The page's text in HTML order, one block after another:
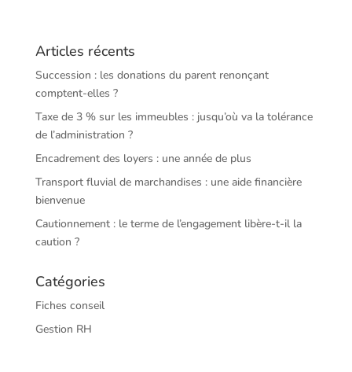
Articles récents
Succession : les donations du parent renonçant
comptent-elles ?
Taxe de 3 % sur les immeubles : jusqu’où va la tolérance
de l’administration ?
Encadrement des loyers : une année de plus
Transport fluvial de marchandises : une aide financière
bienvenue
Cautionnement : le terme de l’engagement libère-t-il la
caution ?
Catégories
Fiches conseil
Gestion RH